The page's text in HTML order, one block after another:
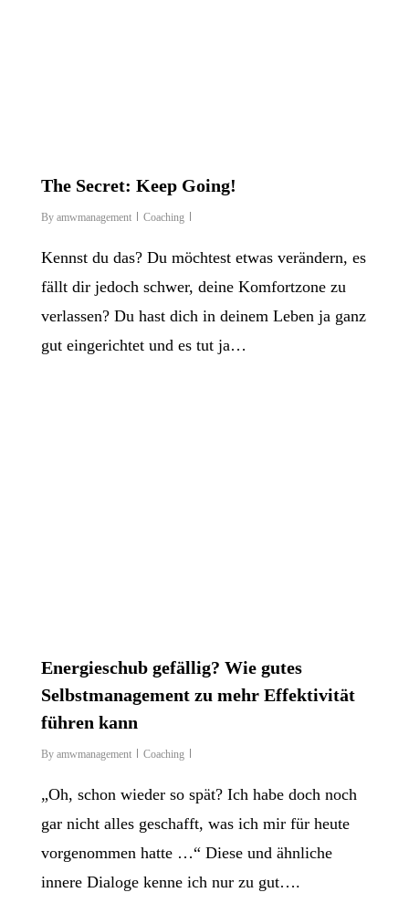
The Secret: Keep Going!
By amwmanagement Coaching
Kennst du das? Du möchtest etwas verändern, es
fällt dir jedoch schwer, deine Komfortzone zu
verlassen? Du hast dich in deinem Leben ja ganz
gut eingerichtet und es tut ja…
Energieschub gefällig? Wie gutes
Selbstmanagement zu mehr Effektivität
führen kann
By amwmanagement Coaching
„Oh, schon wieder so spät? Ich habe doch noch
gar nicht alles geschafft, was ich mir für heute
vorgenommen hatte …“ Diese und ähnliche
innere Dialoge kenne ich nur zu gut….